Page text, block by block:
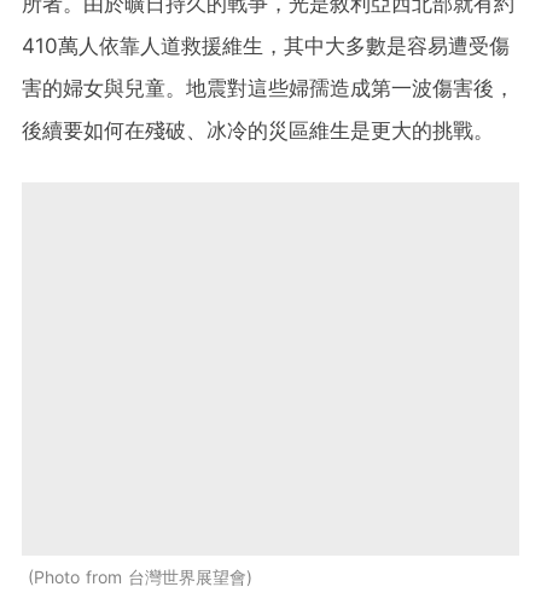
410萬人依靠人道救援維生，其中大多數是容易遭受傷
害的婦女與兒童。地震對這些婦孺造成第一波傷害後，
後續要如何在殘破、冰冷的災區維生是更大的挑戰。
Photo from 台灣世界展望會